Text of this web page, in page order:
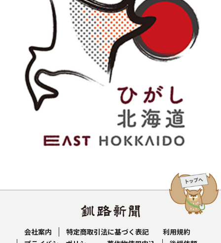
会社案内 特定商取引法に基づく表記
利用規約